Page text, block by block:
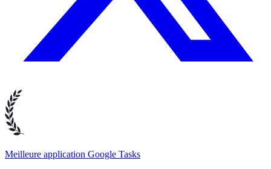
Meilleure application Google Tasks